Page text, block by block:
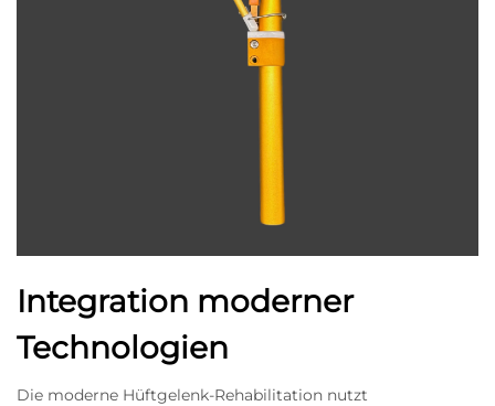
Integration moderner
Technologien
Die moderne Hüftgelenk-Rehabilitation nutzt